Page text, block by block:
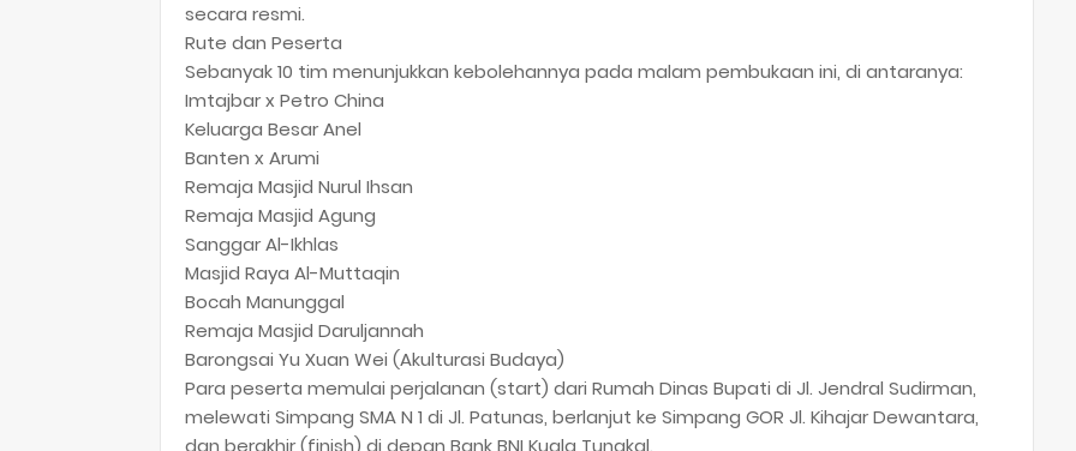
secara resmi.
​Rute dan Peserta
Sebanyak 10 tim menunjukkan kebolehannya pada malam pembukaan ini, di antaranya:
​Imtajbar x Petro China
​Keluarga Besar Anel
​Banten x Arumi
​Remaja Masjid Nurul Ihsan
​Remaja Masjid Agung
​Sanggar Al-Ikhlas
​Masjid Raya Al-Muttaqin
​Bocah Manunggal
​Remaja Masjid Daruljannah
​Barongsai Yu Xuan Wei (Akulturasi Budaya)
​Para peserta memulai perjalanan (start) dari Rumah Dinas Bupati di Jl. Jendral Sudirman,
melewati Simpang SMA N 1 di Jl. Patunas, berlanjut ke Simpang GOR Jl. Kihajar Dewantara,